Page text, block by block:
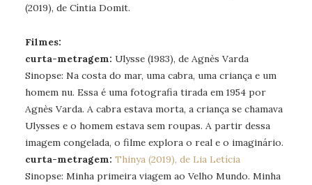
(2019), de Cíntia Domit.
Filmes:
curta-metragem: Ulysse (1983), de Agnès Varda
Sinopse: Na costa do mar, uma cabra, uma criança e um
homem nu. Essa é uma fotografia tirada em 1954 por
Agnès Varda. A cabra estava morta, a criança se chamava
Ulysses e o homem estava sem roupas. A partir dessa
imagem congelada, o filme explora o real e o imaginário.
curta-metragem: Thinya (2019), de Lia Letícia
Sinopse: Minha primeira viagem ao Velho Mundo. Minha